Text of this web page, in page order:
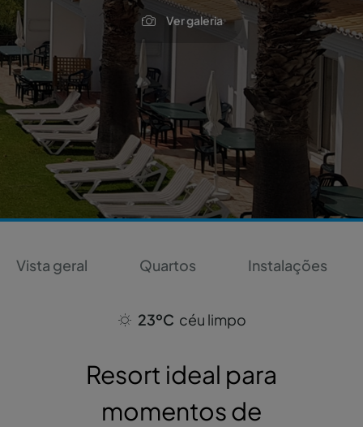
Ver galeria
Vista geral Quartos Instalações
23ºC céu limpo
Resort ideal para
momentos de